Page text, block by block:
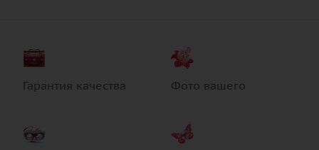
Гарантия качества Фото вашего